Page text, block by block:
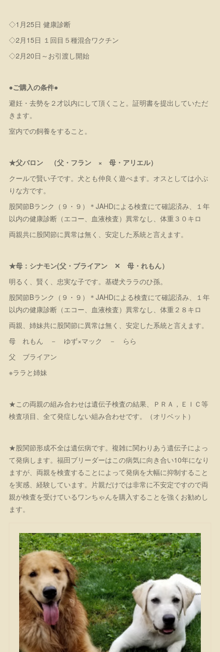
◇1月25日 健康診断
◇2月15日 １回目５種混合ワクチン
◇2月20日～お引渡し開始
●ご購入の条件●
避妊・去勢を２才以内にして頂くこと。証明書を提出していただ
きます。
室内での飼養をすること。
★父バロン （父・フラン × 母・アリエル）
クールで賢い子です。犬とも仲良く遊べます。オスとしては小ぶ
りな方です。
股関節Bランク（９・９）＊JAHDによる検査にて確認済み、１年
以内の健康診断（エコー、血液検査）異常なし、体重３０キロ
両親共に股関節に異常は無く、安定した系統と言えます。
★母：シナモン(父・ブライアン ✕ 母・れもん）
明るく、賢く、忠実な子です。基礎犬ララのひ孫。
股関節Bランク（９・９）＊JAHDによる検査にて確認済み、１年
以内の健康診断（エコー、血液検査）異常なし、体重２８キロ
両親、姉妹共に股関節に異常は無く、安定した系統と言えます。
母 れもん － ゆず×マック － らら
父 ブライアン
※ララと姉妹
★この両親の組み合わせは遺伝子検査の結果、ＰＲＡ，ＥＩＣ等
検査項目、全て発症しない組み合わせです。（オリベット）
★股関節形成不全は遺伝病です。複雑に関わりあう遺伝子によっ
て発病します。福田ブリーダーはこの病気に向き合い10年になり
ますが、両親を検査することによって発病を大幅に抑制すること
を実感、経験しています。片親だけでは非常に不安定ですので両
親が検査を受けているワンちゃんを購入することを強くお勧めし
ます。